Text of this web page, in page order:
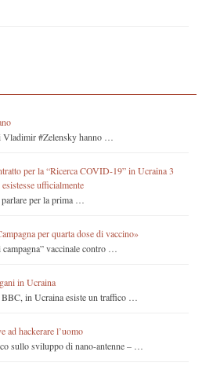
#Zelensky hanno …
per la “Ricerca COVID-19” in Ucraina 3
ufficialmente
per la prima …
per quarta dose di vaccino»
vaccinale contro …
in Ucraina
in Ucraina esiste un traffico …
ad hackerare l’uomo
sullo sviluppo di nano-antenne – …